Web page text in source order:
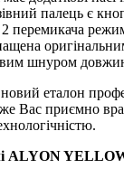
палець є
перемикача
шнуром
еталон
Вас приємно
ALYON